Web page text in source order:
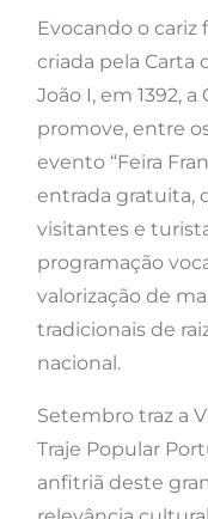
Evocando o cariz
criada pela Carta
João I, em 1392,
promove, entre
evento “Feira
entrada gratuita,
visitantes e
programação
valorização de
tradicionais de
nacional.
Setembro traz a
Traje Popular
anfitriã deste